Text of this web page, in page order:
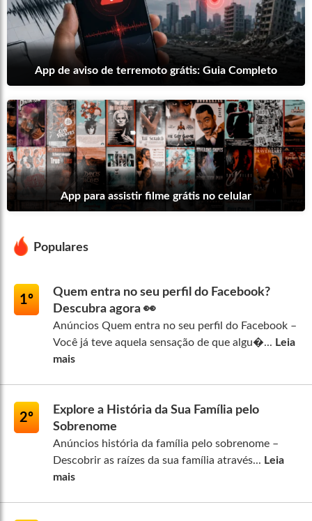
App de aviso de terremoto grátis: Guia Completo
App para assistir filme grátis no celular
Populares
1º
Quem entra no seu perfil do Facebook?
Descubra agora 👀
Anúncios Quem entra no seu perfil do Facebook –
Você já teve aquela sensação de que algu�... Leia
mais
2º
Explore a História da Sua Família pelo
Sobrenome
Anúncios história da família pelo sobrenome –
Descobrir as raízes da sua família através... Leia
mais